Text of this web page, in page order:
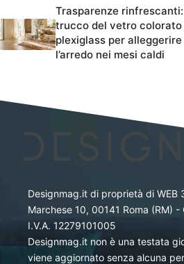
Trasparenze
trucco del vetro colorato
plexiglass per alleggerire
l’arredo nei mesi caldi
Designmag.it di proprietà di WEB
Marchese 10, 00141 Roma (RM)
I.V.A. 12279101005
Designmag.it non è una testata
viene aggiornato senza alcuna